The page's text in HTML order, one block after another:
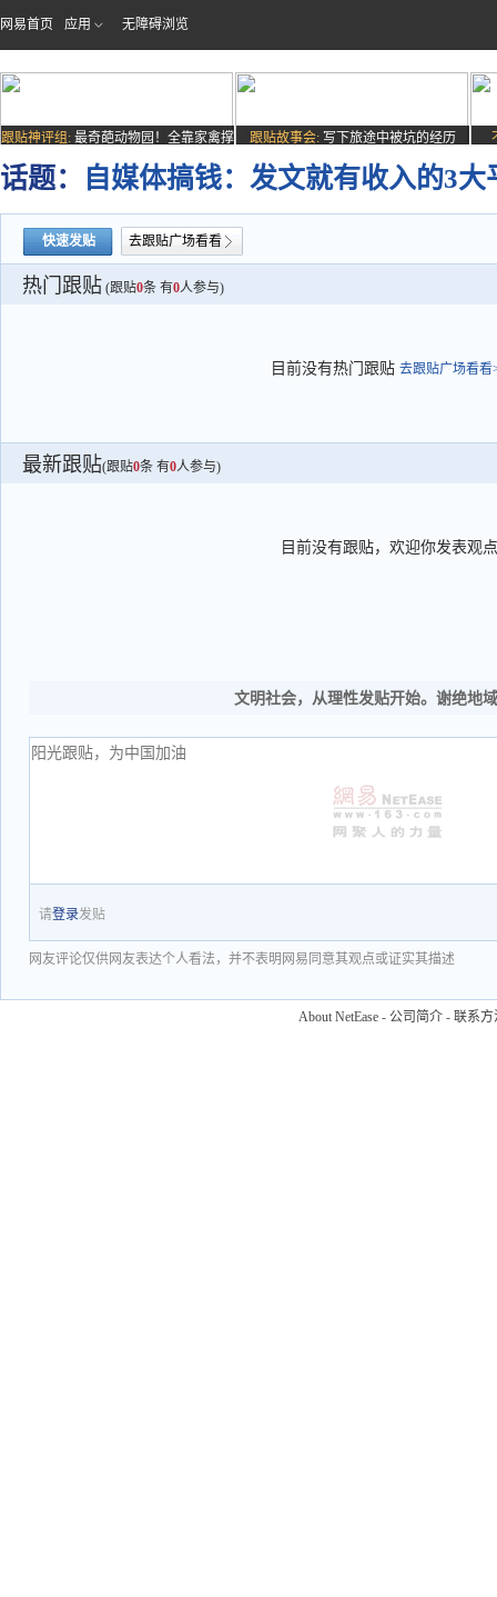
网易首页 应用 无障碍浏览
跟贴神评组: 最奇葩动物园！全靠家禽撑
场子
跟贴故事会: 写下旅途中被坑的经历
话题： 自媒体搞钱：发文就有收入的3
快速发贴 去跟贴广场看看
热门跟贴 (跟贴0条 有0人参与)
目前没有热门跟贴 去跟贴广场看看
最新跟贴(跟贴0条 有0人参与)
目前没有跟贴，欢迎你发表观点
文明社会，从理性发贴开始。谢绝地
请登录发贴
网友评论仅供网友表达个人看法，并不表明网易同意其观点或证实其描述
About NetEase - 公司简介 - 联系方